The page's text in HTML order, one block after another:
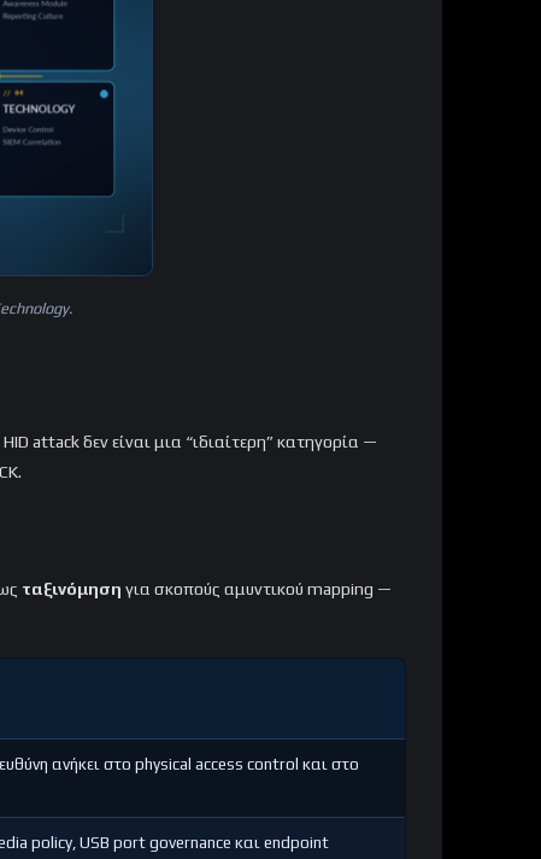
attack δεν είναι μια “ιδιαίτερη” κατηγορία —
ταξινόμηση για σκοπούς αμυντικού mapping —
ανήκει στο physical access control και στο
policy, USB port governance και endpoint